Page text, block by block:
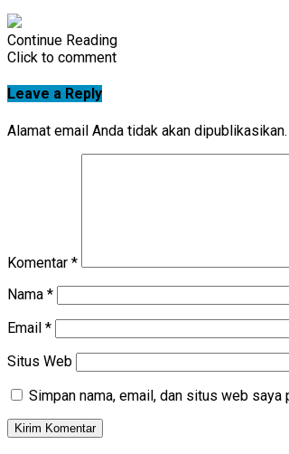
Continue Reading
Click to comment
Leave a Reply
Alamat email Anda tidak akan dipublikasikan.
Komentar *
Nama *
Email *
Situs Web
Simpan nama, email, dan situs web